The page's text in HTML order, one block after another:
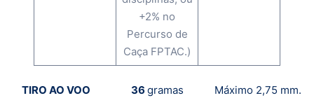
+2% no
Percurso de
Caça FPTAC.)
TIRO AO VOO 36 gramas Máximo 2,75 mm.